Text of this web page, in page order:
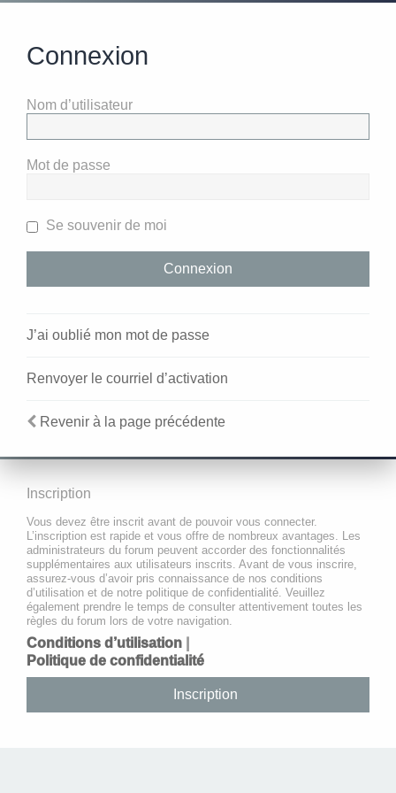
Connexion
Nom d’utilisateur
Mot de passe
Se souvenir de moi
J’ai oublié mon mot de passe
Renvoyer le courriel d’activation
Revenir à la page précédente
Inscription
Vous devez être inscrit avant de pouvoir vous connecter.
L’inscription est rapide et vous offre de nombreux avantages. Les
administrateurs du forum peuvent accorder des fonctionnalités
supplémentaires aux utilisateurs inscrits. Avant de vous inscrire,
assurez-vous d’avoir pris connaissance de nos conditions
d’utilisation et de notre politique de confidentialité. Veuillez
également prendre le temps de consulter attentivement toutes les
règles du forum lors de votre navigation.
Conditions d’utilisation
Politique de confidentialité
Inscription